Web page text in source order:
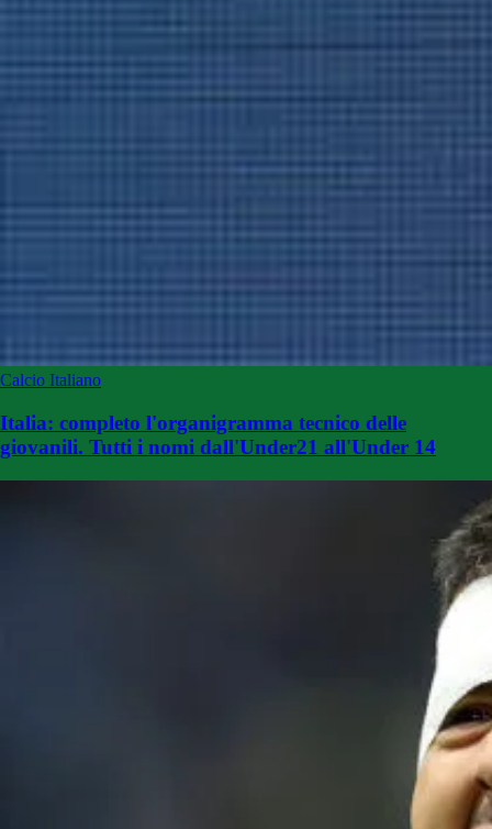
Calcio Italiano
Italia: completo l'organigramma tecnico delle
giovanili. Tutti i nomi dall'Under21 all'Under 14